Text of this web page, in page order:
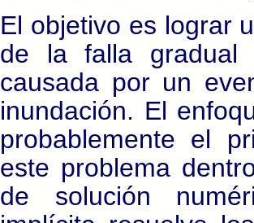
El objetivo es lograr
de la falla gradual
causada por un
inundación. El
probablemente el
este problema
de solución